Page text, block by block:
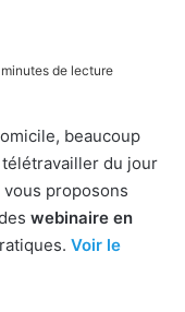
de lecture
beaucoup
du jour
proposons
webinaire en
Voir le